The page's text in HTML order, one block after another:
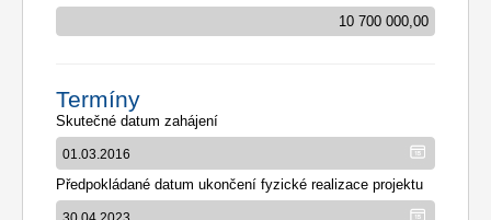
Termíny
Skutečné datum zahájení
Předpokládané datum ukončení fyzické realizace projektu